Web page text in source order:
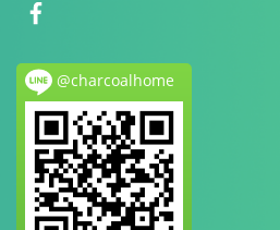
@charcoalhome